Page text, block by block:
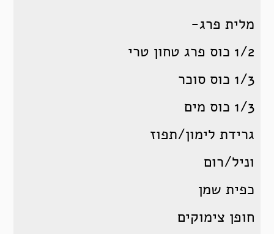
מלית פרג-
1/2 כוס פרג טחון טרי
1/3 כוס סוכר
1/3 כוס מים
גרידת לימון/תפוז
וניל/רום
כפית שמן
חופן צימוקים